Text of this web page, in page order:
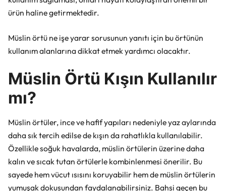
ürün haline getirmektedir.
Müslin örtü ne işe yarar sorusunun yanıtı için bu örtünün
kullanım alanlarına dikkat etmek yardımcı olacaktır.
Müslin Örtü Kışın Kullanılır
mı?
Müslin örtüler, ince ve hafif yapıları nedeniyle yaz aylarında
daha sık tercih edilse de kışın da rahatlıkla kullanılabilir.
Özellikle soğuk havalarda, müslin örtülerin üzerine daha
kalın ve sıcak tutan örtülerle kombinlenmesi önerilir. Bu
sayede hem vücut ısısını koruyabilir hem de müslin örtülerin
yumuşak dokusundan faydalanabilirsiniz. Bahsi geçen bu